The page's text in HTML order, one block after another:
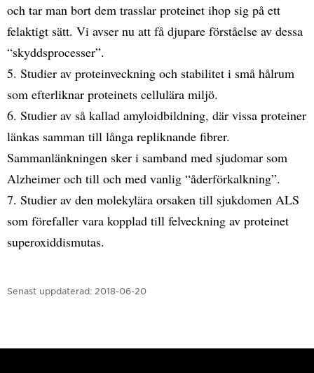
och tar man bort dem trasslar proteinet ihop sig på ett
felaktigt sätt. Vi avser nu att få djupare förståelse av dessa
“skyddsprocesser”.
5. Studier av proteinveckning och stabilitet i små hålrum
som efterliknar proteinets cellulära miljö.
6. Studier av så kallad amyloidbildning, där vissa proteiner
länkas samman till långa repliknande fibrer.
Sammanlänkningen sker i samband med sjudomar som
Alzheimer och till och med vanlig “åderförkalkning”.
7. Studier av den molekylära orsaken till sjukdomen ALS
som förefaller vara kopplad till felveckning av proteinet
superoxiddismutas.
Senast uppdaterad: 2018-06-20